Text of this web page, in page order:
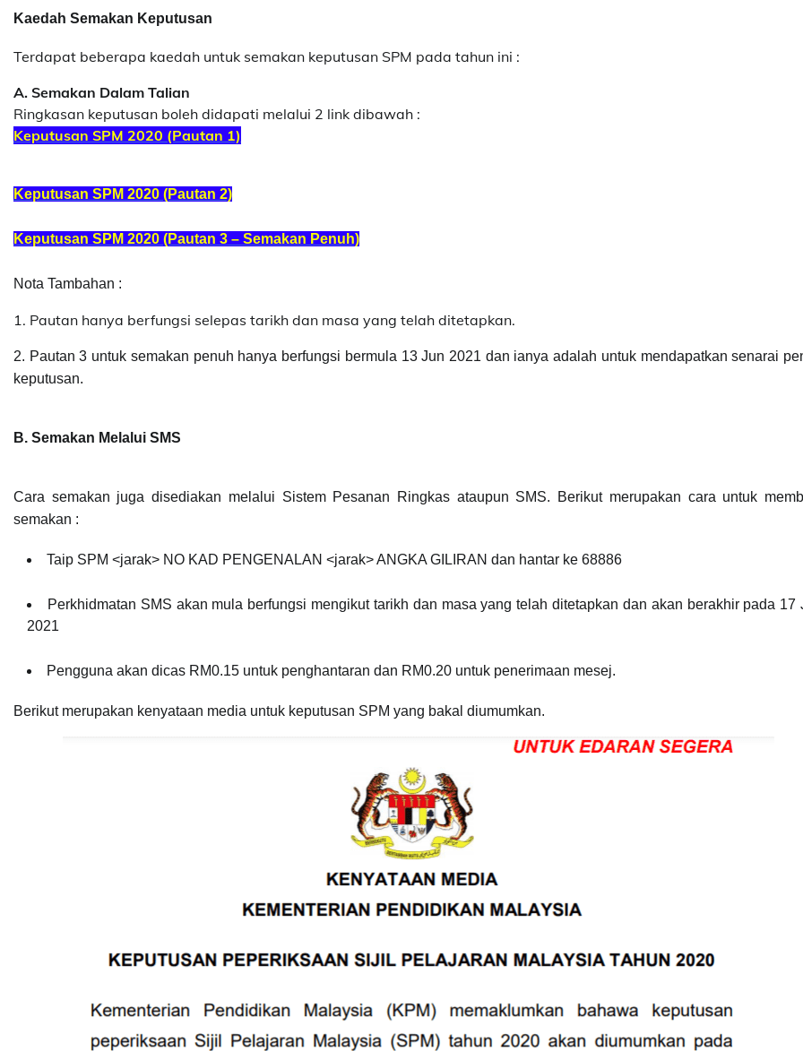
Kaedah Semakan Keputusan
Terdapat beberapa kaedah untuk semakan keputusan SPM pada tahun ini :
A. Semakan Dalam Talian
Ringkasan keputusan boleh didapati melalui 2 link dibawah :
Keputusan SPM 2020 (Pautan 1)
Keputusan SPM 2020 (Pautan 2)
Keputusan SPM 2020 (Pautan 3 – Semakan Penuh)
Nota Tambahan :
1. Pautan hanya berfungsi selepas tarikh dan masa yang telah ditetapkan.
2. Pautan 3 untuk semakan penuh hanya berfungsi bermula 13 Jun 2021 dan ianya adalah untuk mendapatkan senarai
keputusan.
B. Semakan Melalui SMS
Cara semakan juga disediakan melalui Sistem Pesanan Ringkas ataupun SMS. Berikut merupakan cara untuk
semakan :
Taip SPM <jarak> NO KAD PENGENALAN <jarak> ANGKA GILIRAN dan hantar ke 68886
Perkhidmatan SMS akan mula berfungsi mengikut tarikh dan masa yang telah ditetapkan dan akan berakhir pada 17
2021
Pengguna akan dicas RM0.15 untuk penghantaran dan RM0.20 untuk penerimaan mesej.
Berikut merupakan kenyataan media untuk keputusan SPM yang bakal diumumkan.